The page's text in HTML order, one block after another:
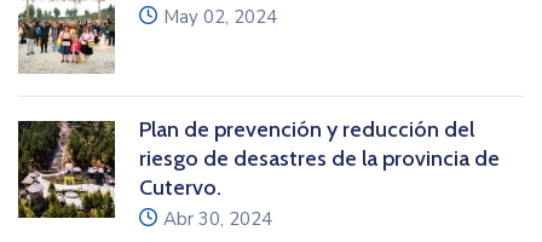
icon
May 02, 2024
Plan de prevención y reducción del
riesgo de desastres de la provincia de
Cutervo.
icon
Abr 30, 2024